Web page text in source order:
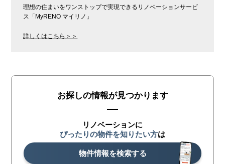
理想の住まいをワンストップで実現できるリノベーションサービ
ス「MyRENO マイリノ」
詳しくはこちら＞＞
お探しの情報が見つかります
リノベーションに
ぴったりの物件を知りたい方は
物件情報を検索する